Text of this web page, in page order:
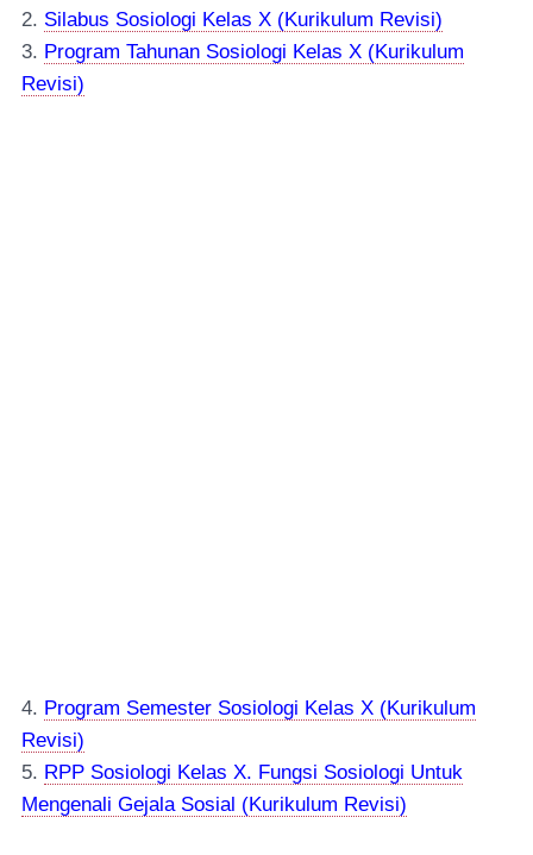
2. Silabus Sosiologi Kelas X (Kurikulum Revisi)
3. Program Tahunan Sosiologi Kelas X (Kurikulum
Revisi)
4. Program Semester Sosiologi Kelas X (Kurikulum
Revisi)
5. RPP Sosiologi Kelas X. Fungsi Sosiologi Untuk
Mengenali Gejala Sosial (Kurikulum Revisi)